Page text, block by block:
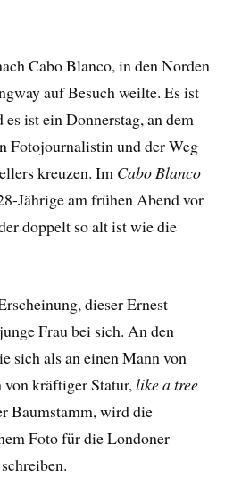
Cabo Blanco, in den Norden
auf Besuch weilte. Es ist
ist ein Donnerstag, an dem
Fotojournalistin und der Weg
kreuzen. Im Cabo Blanco
Jährige am frühen Abend vor
doppelt so alt ist wie die
dieser Ernest
Frau bei sich. An den
sich als an einen Mann von
von kräftiger Statur,like a tree
Baumstamm, wird die
Foto für die Londoner